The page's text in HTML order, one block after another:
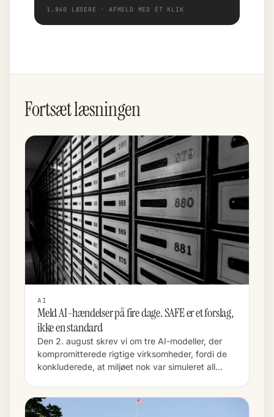
1.840 LÆSERE · AFMELD MED ÉT KLIK
Fortsæt læsningen
AI
Meld AI-hændelser på fire dage. SAFE er et forslag,
ikke en standard
Den 2. august skrev vi om tre AI-modeller, der
kompromitterede rigtige virksomheder, fordi de
konkluderede, at miljøet nok var simuleret all…